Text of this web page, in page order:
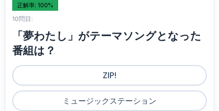
正解率: 100%
10問目:
「夢わたし」がテーマソングとなった
番組は？
ZIP!
ミュージックステーション